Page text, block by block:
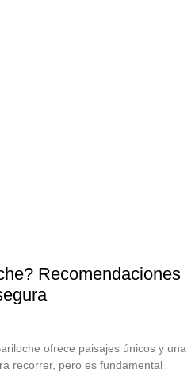
Recomendaciones
ofrece paisajes únicos y una
recorrer, pero es fundamental